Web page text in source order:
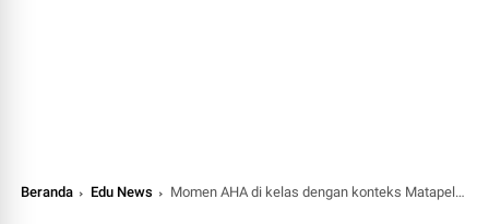
Beranda Edu News Momen AHA di kelas dengan konteks Matapelajaran PJOK